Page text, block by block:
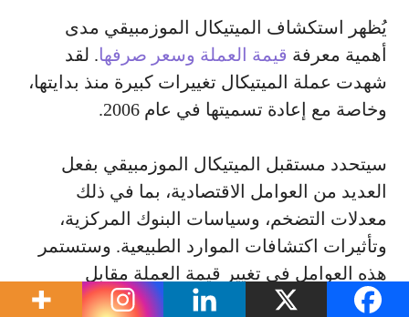
يُظهر استكشاف الميتيكال الموزمبيقي مدى
أهمية معرفة قيمة العملة وسعر صرفها. لقد
شهدت عملة الميتيكال تغييرات كبيرة منذ بدايتها،
وخاصة مع إعادة تسميتها في عام 2006.
سيتحدد مستقبل الميتيكال الموزمبيقي بفعل
العديد من العوامل الاقتصادية، بما في ذلك
معدلات التضخم، وسياسات البنوك المركزية،
وتأثيرات اكتشافات الموارد الطبيعية. وستستمر
هذه العوامل في تغيير قيمة العملة مقابل
العملات الرئيسية كالدولار الأمريكي.